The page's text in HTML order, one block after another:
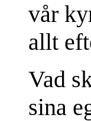
vår
allt
Vad
sina